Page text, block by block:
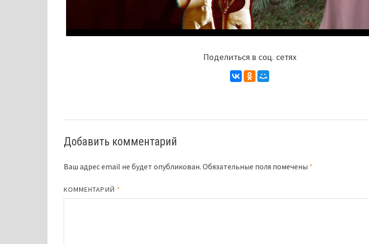
Поделиться в соц. сетях
Добавить комментарий
Ваш адрес email не будет опубликован. Обязательные поля помечены *
КОММЕНТАРИЙ *